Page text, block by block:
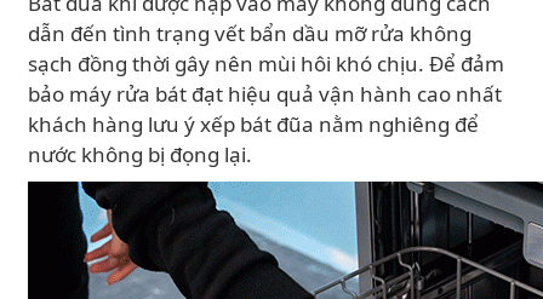
dẫn đến tình trạng vết bẩn dầu mỡ rửa không
sạch đồng thời gây nên mùi hôi khó chịu. Để đảm
bảo máy rửa bát đạt hiệu quả vận hành cao nhất
khách hàng lưu ý xếp bát đũa nằm nghiêng để
nước không bị đọng lại.